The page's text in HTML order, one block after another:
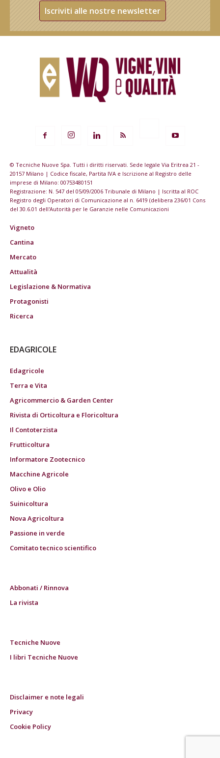
Iscriviti alle nostre newsletter
© Tecniche Nuove Spa. Tutti i diritti riservati. Sede legale Via Eritrea 21 -
20157 Milano | Codice fiscale, Partita IVA e Iscrizione al Registro delle
imprese di Milano: 00753480151
Registrazione: N. 547 del 05/09/2006 Tribunale di Milano | Iscritta al ROC
Registro degli Operatori di Comunicazione al n. 6419 (delibera 236/01 Cons
del 30.6.01 dell'Autorità per le Garanzie nelle Comunicazioni
Vigneto
Cantina
Mercato
Attualità
Legislazione & Normativa
Protagonisti
Ricerca
EDAGRICOLE
Edagricole
Terra e Vita
Agricommercio & Garden Center
Rivista di Orticoltura e Floricoltura
Il Contoterzista
Frutticoltura
Informatore Zootecnico
Macchine Agricole
Olivo e Olio
Suinicoltura
Nova Agricoltura
Passione in verde
Comitato tecnico scientifico
Abbonati / Rinnova
La rivista
Tecniche Nuove
I libri Tecniche Nuove
Disclaimer e note legali
Privacy
Cookie Policy